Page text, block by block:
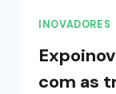
INOVADORES
com as